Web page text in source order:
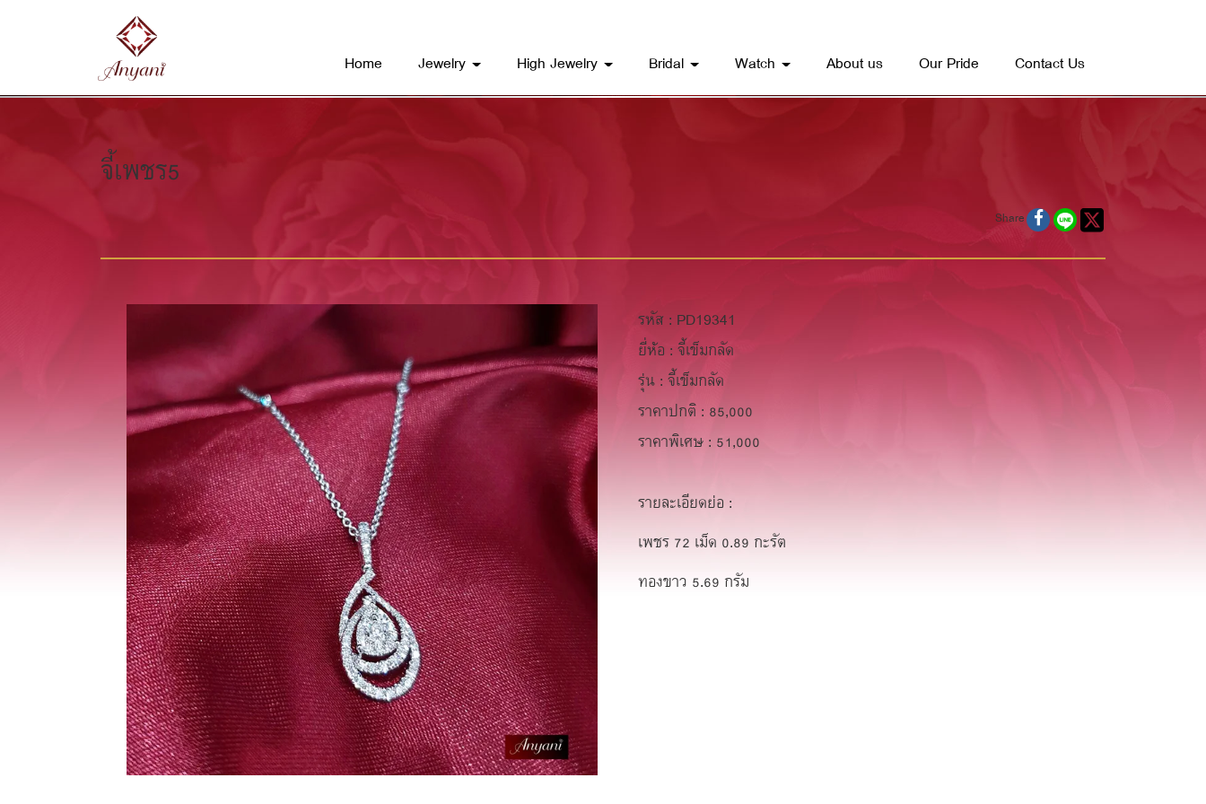
Home Jewelry High Jewelry Bridal Watch About us Our Pride Contact Us
จี้เพชร5
Share
รหัส : PD19341
ยี่ห้อ : จี้เข็มกลัด
รุ่น : จี้เข็มกลัด
ราคาปกติ : 85,000
ราคาพิเศษ : 51,000
รายละเอียดย่อ :
เพชร 72 เม็ด 0.89 กะรัต
ทองขาว 5.69 กรัม